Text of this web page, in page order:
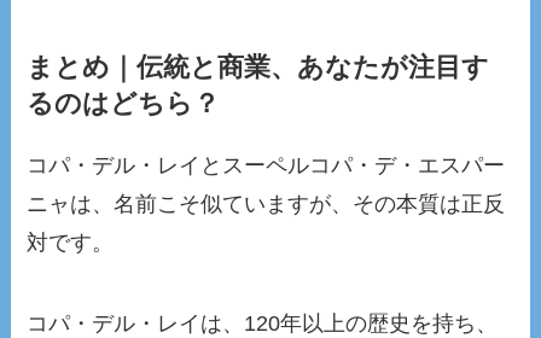
まとめ｜伝統と商業、あなたが注目す
るのはどちら？
コパ・デル・レイとスーペルコパ・デ・エスパー
ニャは、名前こそ似ていますが、その本質は正反
対です。
コパ・デル・レイは、120年以上の歴史を持ち、